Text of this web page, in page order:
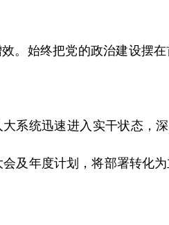
。始终把党的政治建设摆
系统迅速进入实干状态，
及年度计划，将部署转化